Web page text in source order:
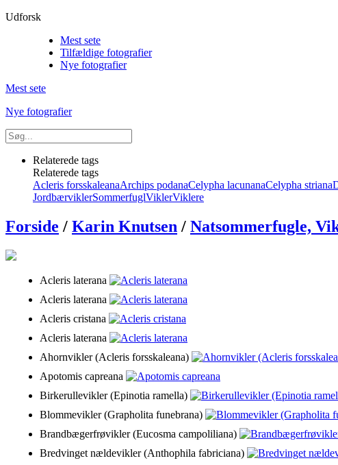
Udforsk
Mest sete
Tilfældige fotografier
Nye fotografier
Mest sete
Nye fotografier
Relaterede tags
Relaterede tags
Acleris forsskaleanaArchips podanaCelypha lacunanaCelypha striana
JordbærviklerSommerfuglViklerViklere
Forside / Karin Knutsen / Natsommerfugle,
Acleris laterana
Acleris laterana
Acleris cristana
Acleris laterana
Ahornvikler (Acleris forsskaleana)
Apotomis capreana
Birkerullevikler (Epinotia ramella)
Blommevikler (Grapholita funebrana)
Brandbægerfrøvikler (Eucosma campoliliana)
Bredvinget nældevikler (Anthophila fabriciana)